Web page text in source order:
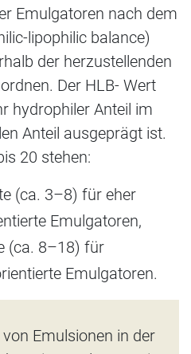
Emulgatoren nach dem
lipophilic balance)
der herzustellenden
Der HLB- Wert
hydrophiler Anteil im
Anteil ausgeprägt ist.
20 stehen:
(ca. 3–8) für eher
Emulgatoren,
(ca. 8–18) für
Emulgatoren.
Emulsionen in der